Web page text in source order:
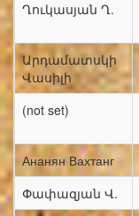
Ղուկասյան Ղ.
Արդամատսկի
Վասիլի
(not set)
Ананян Вахтанг
Փափազյան Վ.